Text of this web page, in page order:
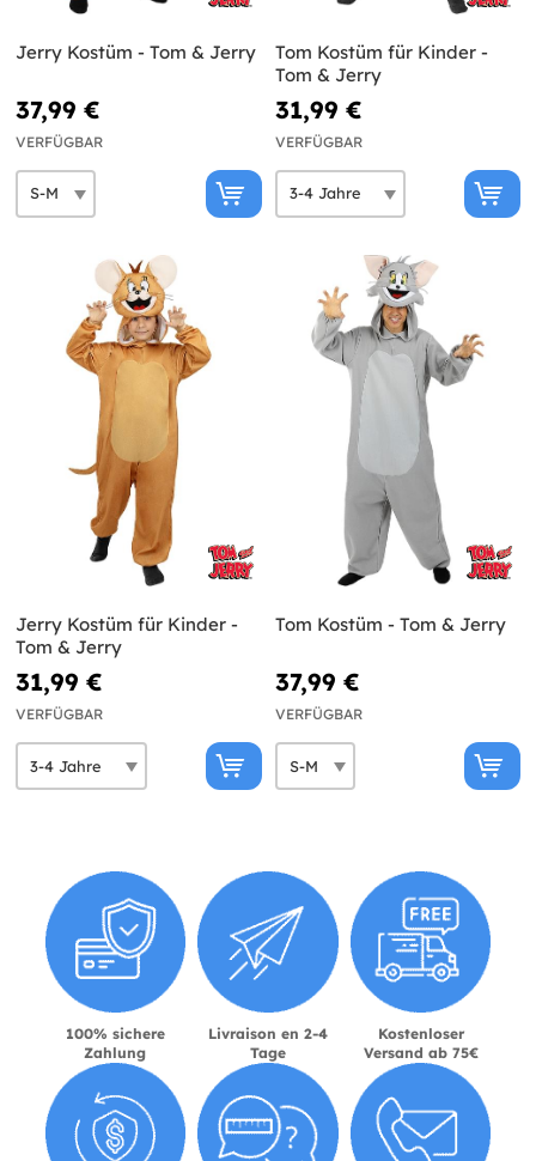
Jerry Kostüm - Tom & Jerry
37,99 €
VERFÜGBAR
Tom Kostüm für Kinder -
Tom & Jerry
31,99 €
VERFÜGBAR
Jerry Kostüm für Kinder -
Tom & Jerry
31,99 €
VERFÜGBAR
Tom Kostüm - Tom & Jerry
37,99 €
VERFÜGBAR
100% sichere
Zahlung
Livraison en 2-4
Tage
Kostenloser
Versand ab 75€